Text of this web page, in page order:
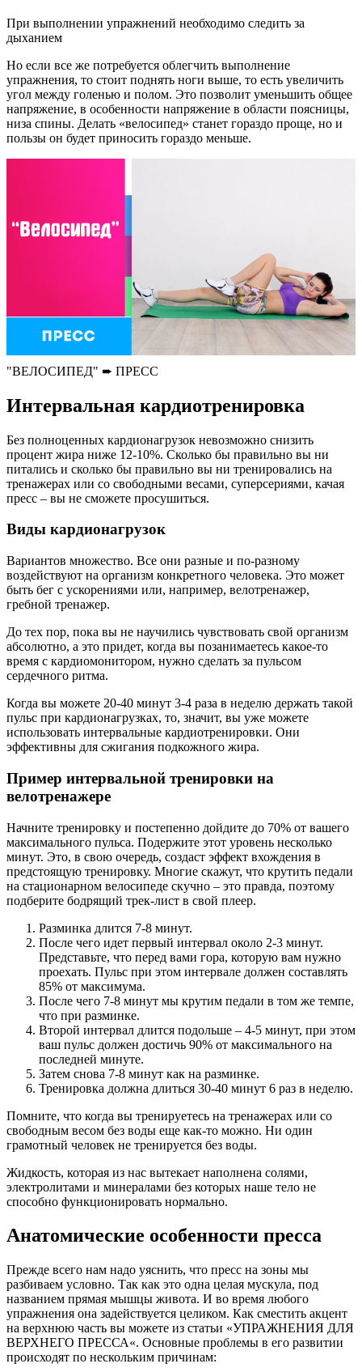
При выполнении упражнений необходимо следить за
дыханием
Но если все же потребуется облегчить выполнение
упражнения, то стоит поднять ноги выше, то есть увеличить
угол между голенью и полом. Это позволит уменьшить общее
напряжение, в особенности напряжение в области поясницы,
низа спины. Делать «велосипед» станет гораздо проще, но и
пользы он будет приносить гораздо меньше.
"ВЕЛОСИПЕД" ➨ ПРЕСС
Интервальная кардиотренировка
Без полноценных кардионагрузок невозможно снизить
процент жира ниже 12-10%. Сколько бы правильно вы ни
питались и сколько бы правильно вы ни тренировались на
тренажерах или со свободными весами, суперсериями, качая
пресс – вы не сможете просушиться.
Виды кардионагрузок
Вариантов множество. Все они разные и по-разному
воздействуют на организм конкретного человека. Это может
быть бег с ускорениями или, например, велотренажер,
гребной тренажер.
До тех пор, пока вы не научились чувствовать свой организм
абсолютно, а это придет, когда вы позанимаетесь какое-то
время с кардиомонитором, нужно сделать за пульсом
сердечного ритма.
Когда вы можете 20-40 минут 3-4 раза в неделю держать такой
пульс при кардионагрузках, то, значит, вы уже можете
использовать интервальные кардиотренировки. Они
эффективны для сжигания подкожного жира.
Пример интервальной тренировки на
велотренажере
Начните тренировку и постепенно дойдите до 70% от вашего
максимального пульса. Подержите этот уровень несколько
минут. Это, в свою очередь, создаст эффект вхождения в
предстоящую тренировку. Многие скажут, что крутить педали
на стационарном велосипеде скучно – это правда, поэтому
подберите бодрящий трек-лист в свой плеер.
Разминка длится 7-8 минут.
После чего идет первый интервал около 2-3 минут.
Представьте, что перед вами гора, которую вам нужно
проехать. Пульс при этом интервале должен составлять
85% от максимума.
После чего 7-8 минут мы крутим педали в том же темпе,
что при разминке.
Второй интервал длится подольше – 4-5 минут, при этом
ваш пульс должен достичь 90% от максимального на
последней минуте.
Затем снова 7-8 минут как на разминке.
Тренировка должна длиться 30-40 минут 6 раз в неделю.
Помните, что когда вы тренируетесь на тренажерах или со
свободным весом без воды еще как-то можно. Ни один
грамотный человек не тренируется без воды.
Жидкость, которая из нас вытекает наполнена солями,
электролитами и минералами без которых наше тело не
способно функционировать нормально.
Анатомические особенности пресса
Прежде всего нам надо уяснить, что пресс на зоны мы
разбиваем условно. Так как это одна целая мускула, под
названием прямая мышцы живота. И во время любого
упражнения она задействуется целиком. Как сместить акцент
на верхнюю часть вы можете из статьи «УПРАЖНЕНИЯ ДЛЯ
ВЕРХНЕГО ПРЕССА«. Основные проблемы в его развитии
происходят по нескольким причинам: